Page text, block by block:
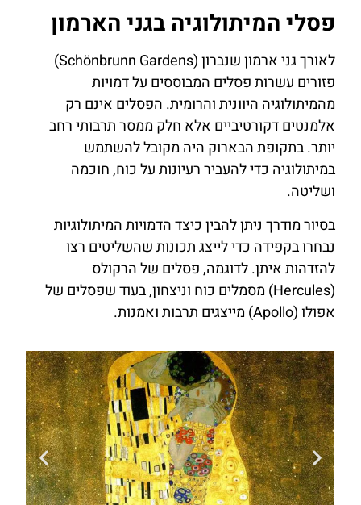
פסלי המיתולוגיה בגני הארמון
לאורך גני ארמון שנברון (Schönbrunn Gardens)
פזורים עשרות פסלים המבוססים על דמויות
מהמיתולוגיה היוונית והרומית. הפסלים אינם רק
אלמנטים דקורטיביים אלא חלק ממסר תרבותי רחב
יותר. בתקופת הבארוק היה מקובל להשתמש
במיתולוגיה כדי להעביר רעיונות על כוח, חוכמה
ושליטה.
בסיור מודרך ניתן להבין כיצד הדמויות המיתולוגיות
נבחרו בקפידה כדי לייצג תכונות שהשליטים רצו
להזדהות איתן. לדוגמה, פסלים של הרקולס
(Hercules) מסמלים כוח וניצחון, בעוד שפסלים של
אפולו (Apollo) מייצגים תרבות ואמנות.